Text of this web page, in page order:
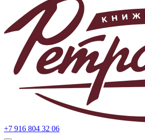
учётной
записи
пользователя
+7 916 804 32 06